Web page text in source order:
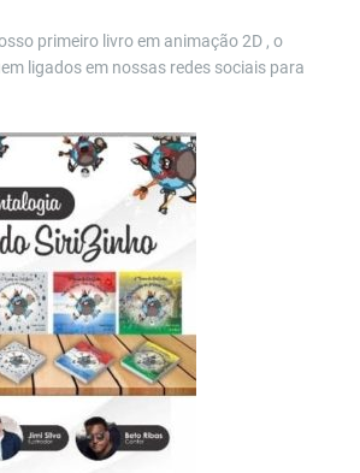
primeiro livro em animação 2D , o
ligados em nossas redes sociais para